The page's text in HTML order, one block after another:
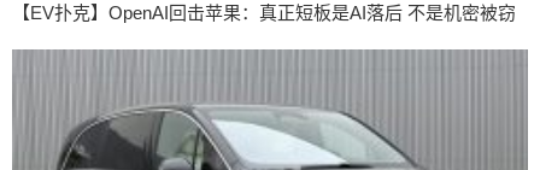
【EV扑克】OpenAI回击苹果：真正短板是AI落后 不是机密被窃